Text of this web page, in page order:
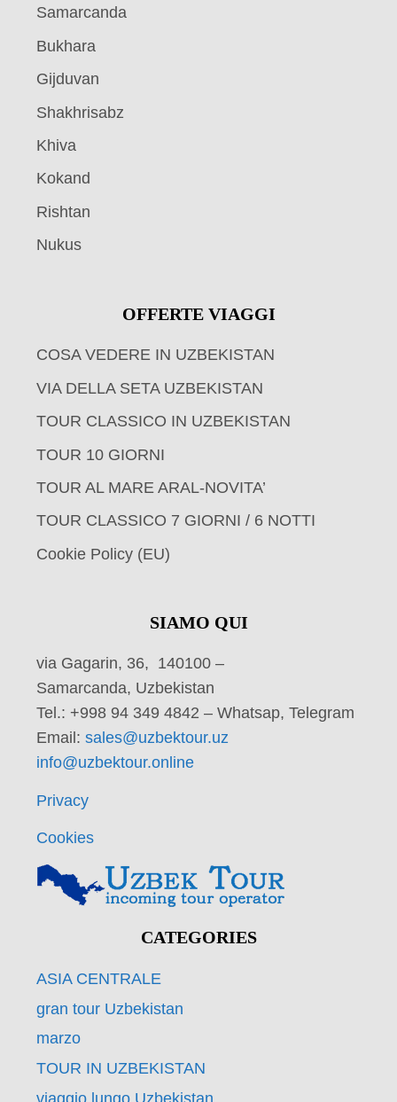
Samarcanda
Bukhara
Gijduvan
Shakhrisabz
Khiva
Kokand
Rishtan
Nukus
OFFERTE VIAGGI
COSA VEDERE IN UZBEKISTAN
VIA DELLA SETA UZBEKISTAN
TOUR CLASSICO IN UZBEKISTAN
TOUR 10 GIORNI
TOUR AL MARE ARAL-NOVITA’
TOUR CLASSICO 7 GIORNI / 6 NOTTI
Cookie Policy (EU)
SIAMO QUI
via Gagarin, 36, 140100 –
Samarcanda, Uzbekistan
Tel.: +998 94 349 4842 – Whatsap, Telegram
Email: sales@uzbektour.uz
info@uzbektour.online
Privacy
Cookies
CATEGORIES
ASIA CENTRALE
gran tour Uzbekistan
marzo
TOUR IN UZBEKISTAN
viaggio lungo Uzbekistan